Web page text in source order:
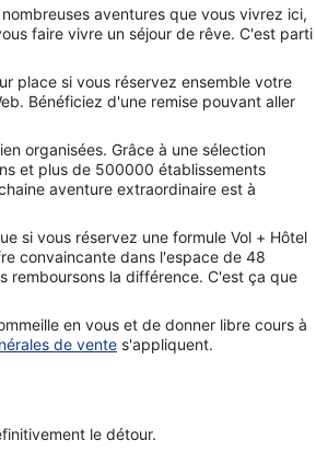
aventures que vous vivrez ici,
faire vivre un séjour de rêve. C'est parti
place si vous réservez ensemble votre
Bénéficiez d'une remise pouvant aller
organisées. Grâce à une sélection
et plus de 500000 établissements
aventure extraordinaire est à
si vous réservez une formule Vol + Hôtel
convaincante dans l'espace de 48
remboursons la différence. C'est ça que
en vous et de donner libre cours à
de vente s'appliquent.
le détour.